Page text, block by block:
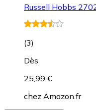
Russell Hobbs
(3)
Dès
25,99 €
chez Amazon.fr